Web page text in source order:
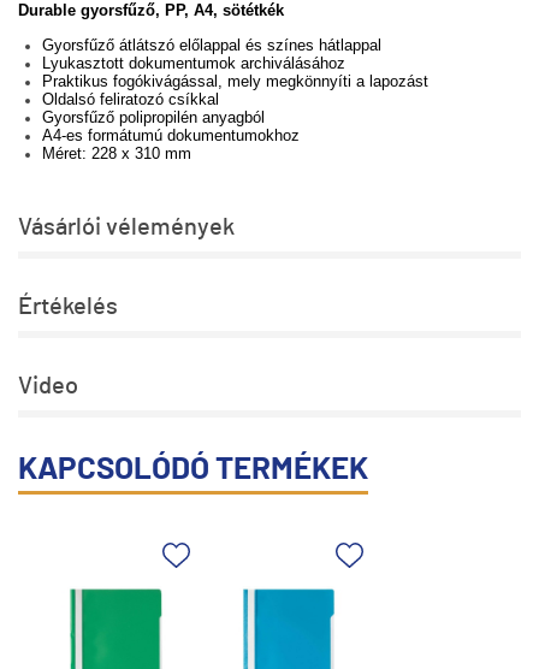
Durable gyorsfűző, PP, A4, sötétkék
Gyorsfűző átlátszó előlappal és színes hátlappal
Lyukasztott dokumentumok archiválásához
Praktikus fogókivágással, mely megkönnyíti a lapozást
Oldalsó feliratozó csíkkal
Gyorsfűző polipropilén anyagból
A4-es formátumú dokumentumokhoz
Méret: 228 x 310 mm
Vásárlói vélemények
Értékelés
Video
KAPCSOLÓDÓ TERMÉKEK